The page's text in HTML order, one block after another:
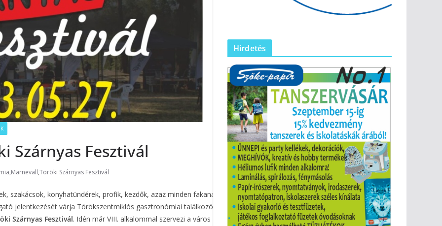
Szárnyas Fesztivál
,Marnevall,Töröki Szárnyas Fesztivál
szakácsok, konyhatündérek, profik, kezdők, azaz minden fakanál
jelentkezését várja Törökszentmiklós gasztronómiai találkozója, a
Szárnyas Fesztivál. Idén már VIII. alkalommal szervezi a város
Hirdetés